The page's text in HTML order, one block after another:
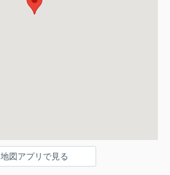
地図アプリで見る